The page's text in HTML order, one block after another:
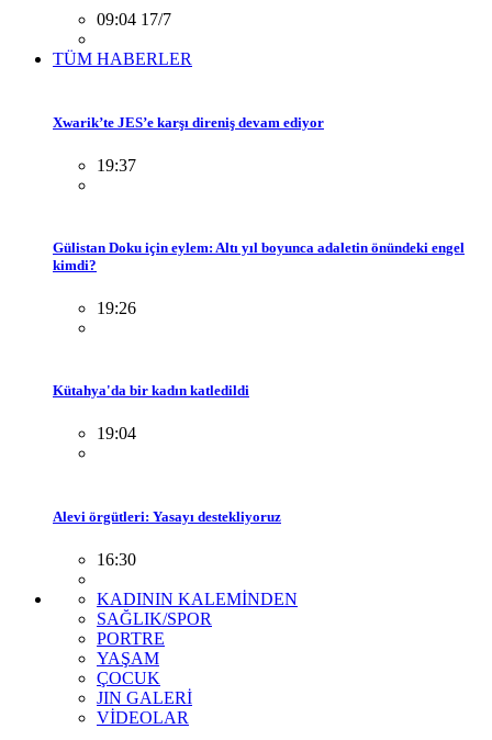
09:04 17/7
TÜM HABERLER
Xwarik’te JES’e karşı direniş devam ediyor
19:37
Gülistan Doku için eylem: Altı yıl boyunca adaletin önündeki engel
kimdi?
19:26
Kütahya'da bir kadın katledildi
19:04
Alevi örgütleri: Yasayı destekliyoruz
16:30
KADININ KALEMİNDEN
SAĞLIK/SPOR
PORTRE
YAŞAM
ÇOCUK
JIN GALERİ
VİDEOLAR